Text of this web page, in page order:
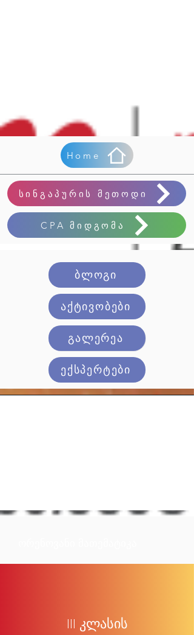
Home
სინგაპურის მეთოდი
CPA მიდგომა
ბლოგი
აქტივობები
გალერეა
ექსპერტები
III კლასის